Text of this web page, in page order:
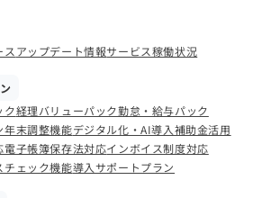
ス アップデート情報サービス稼働状況
ク経理バリューパック勤怠・給与パック
年末調整機能デジタル化・AI導入補助金活用
電子帳簿保存法対応インボイス制度対応
チェック機能導入サポートプラン